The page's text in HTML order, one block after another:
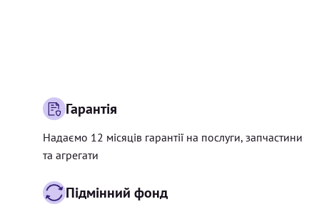
Гарантія
Надаємо 12 місяців гарантії на послуги, запчастини
та агрегати
Підмінний фонд